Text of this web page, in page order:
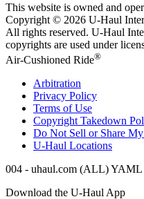
This website is owned and
Copyright © 2026 U-Haul
All rights reserved. U-Haul
copyrights are used under
Air-Cushioned Ride®
Arbitration
Privacy Policy
Terms of Use
Copyright Takedown
Do Not Sell or Share
U-Haul Locations
004 - uhaul.com (ALL) YAML
Download the U-Haul App